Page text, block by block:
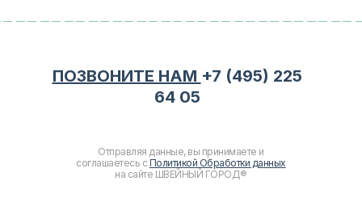
ПОЗВОНИТЕ НАМ +7 (495) 225
64 05
Отправляя данные, вы принимаете и
соглашаетесь сПолитикой Обработки данных
на сайте ШВЕЙНЫЙ ГОРОД®